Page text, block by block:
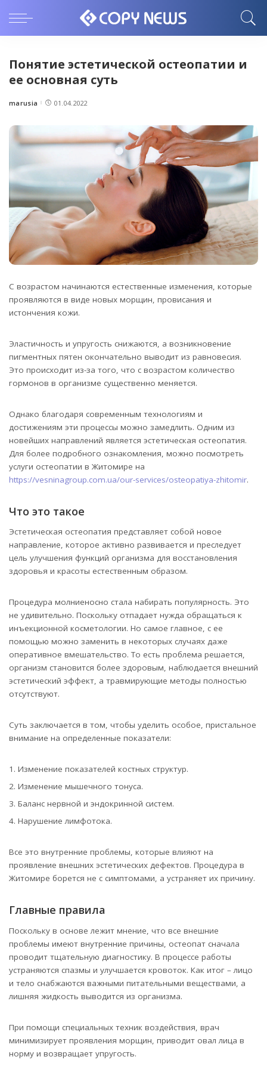
Понятие эстетической остеопатии и
ее основная суть
Posted
marusia 01.04.2022
С возрастом начинаются естественные изменения, которые
проявляются в виде новых морщин, провисания и
истончения кожи.
Эластичность и упругость снижаются, а возникновение
пигментных пятен окончательно выводит из равновесия.
Это происходит из-за того, что с возрастом количество
гормонов в организме существенно меняется.
Однако благодаря современным технологиям и
достижениям эти процессы можно замедлить. Одним из
новейших направлений является эстетическая остеопатия.
Для более подробного ознакомления, можно посмотреть
услуги остеопатии в Житомире на
https://vesninagroup.com.ua/our-services/osteopatiya-zhitomir.
Что это такое
Эстетическая остеопатия представляет собой новое
направление, которое активно развивается и преследует
цель улучшения функций организма для восстановления
здоровья и красоты естественным образом.
Процедура молниеносно стала набирать популярность. Это
не удивительно. Поскольку отпадает нужда обращаться к
инъекционной косметологии. Но самое главное, с ее
помощью можно заменить в некоторых случаях даже
оперативное вмешательство. То есть проблема решается,
организм становится более здоровым, наблюдается внешний
эстетический эффект, а травмирующие методы полностью
отсутствуют.
Суть заключается в том, чтобы уделить особое, пристальное
внимание на определенные показатели:
Изменение показателей костных структур.
Изменение мышечного тонуса.
Баланс нервной и эндокринной систем.
Нарушение лимфотока.
Все это внутренние проблемы, которые влияют на
проявление внешних эстетических дефектов. Процедура в
Житомире борется не с симптомами, а устраняет их причину.
Главные правила
Поскольку в основе лежит мнение, что все внешние
проблемы имеют внутренние причины, остеопат сначала
проводит тщательную диагностику. В процессе работы
устраняются спазмы и улучшается кровоток. Как итог – лицо
и тело снабжаются важными питательными веществами, а
лишняя жидкость выводится из организма.
При помощи специальных техник воздействия, врач
минимизирует проявления морщин, приводит овал лица в
норму и возвращает упругость.